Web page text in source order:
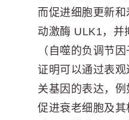
而促进细胞更新
动激酶 ULK1，并
（自噬的负调节
证明可以通过表
关基因的表达，
促进衰老细胞及